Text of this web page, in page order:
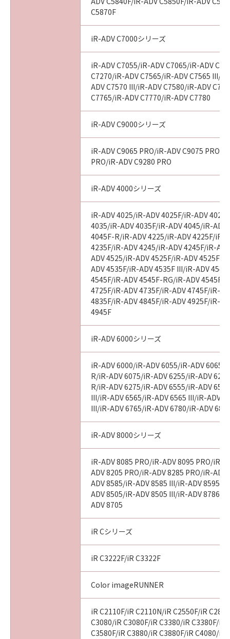
C5870F
iR-ADV C7000シリーズ
iR-ADV C7055/iR-ADV C7065/iR-ADV
C7270/iR-ADV C7565/iR-ADV C7565 III/
ADV C7570 III/iR-ADV C7580/iR-ADV
C7765/iR-ADV C7770/iR-ADV C7780
iR-ADV C9000シリーズ
iR-ADV C9065 PRO/iR-ADV C9075 PRO/
PRO/iR-ADV C9280 PRO
iR-ADV 4000シリーズ
iR-ADV 4025/iR-ADV 4025F/iR-ADV
4035/iR-ADV 4035F/iR-ADV 4045/iR-ADV
4045F-R/iR-ADV 4225/iR-ADV 4225F/iR-
4235F/iR-ADV 4245/iR-ADV 4245F/iR-
ADV 4525/iR-ADV 4525F/iR-ADV 4525F
ADV 4535F/iR-ADV 4535F III/iR-ADV
4545F/iR-ADV 4545F-RG/iR-ADV 4545F
4725F/iR-ADV 4735F/iR-ADV 4745F/iR-
4835F/iR-ADV 4845F/iR-ADV 4925F/iR-
4945F
iR-ADV 6000シリーズ
iR-ADV 6000/iR-ADV 6055/iR-ADV 6065/
R/iR-ADV 6075/iR-ADV 6255/iR-ADV
R/iR-ADV 6275/iR-ADV 6555/iR-ADV
III/iR-ADV 6565/iR-ADV 6565 III/iR-ADV
III/iR-ADV 6765/iR-ADV 6780/iR-ADV
iR-ADV 8000シリーズ
iR-ADV 8085 PRO/iR-ADV 8095 PRO/iR-
ADV 8205 PRO/iR-ADV 8285 PRO/iR-
ADV 8585/iR-ADV 8585 III/iR-ADV 8595/
ADV 8505/iR-ADV 8505 III/iR-ADV 8786/
ADV 8705
iR Cシリーズ
iR C3222F/iR C3322F
Color imageRUNNER
iR C2110F/iR C2110N/iR C2550F/iR
C3080/iR C3080F/iR C3380/iR C3380F/iR
C3580F/iR C3880/iR C3880F/iR C4080/iR